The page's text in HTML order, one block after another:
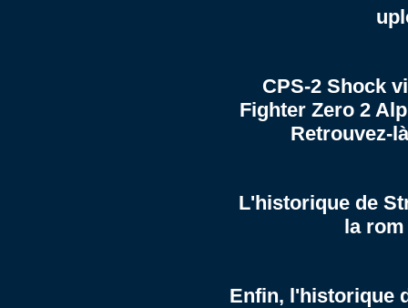
CPS-2 Shock
Fighter Zero 2
Retrouvez-
L'historique de
la
Enfin, l'historique